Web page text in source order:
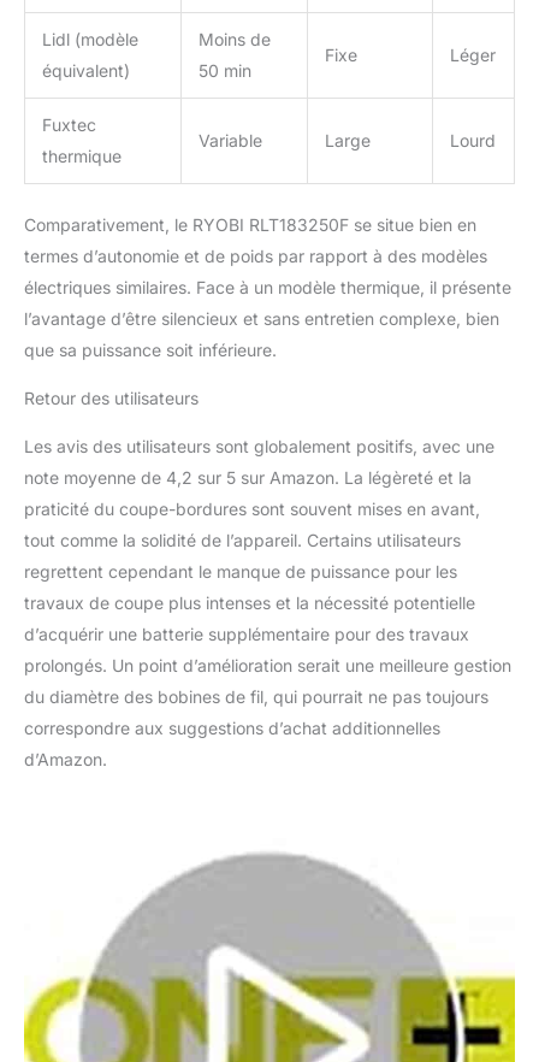
Lidl (modèle
équivalent)
Moins de
50 min
Fixe Léger
Fuxtec
thermique
Variable Large Lourd
Comparativement, le RYOBI RLT183250F se situe bien en
termes d’autonomie et de poids par rapport à des modèles
électriques similaires. Face à un modèle thermique, il présente
l’avantage d’être silencieux et sans entretien complexe, bien
que sa puissance soit inférieure.
Retour des utilisateurs
Les avis des utilisateurs sont globalement positifs, avec une
note moyenne de 4,2 sur 5 sur Amazon. La légèreté et la
praticité du coupe-bordures sont souvent mises en avant,
tout comme la solidité de l’appareil. Certains utilisateurs
regrettent cependant le manque de puissance pour les
travaux de coupe plus intenses et la nécessité potentielle
d’acquérir une batterie supplémentaire pour des travaux
prolongés. Un point d’amélioration serait une meilleure gestion
du diamètre des bobines de fil, qui pourrait ne pas toujours
correspondre aux suggestions d’achat additionnelles
d’Amazon.